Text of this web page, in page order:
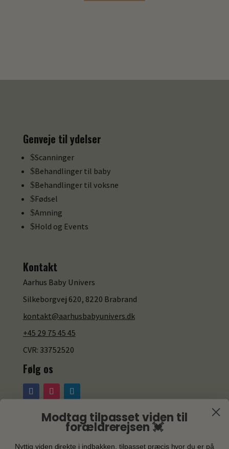
Genveje til ydelser
$Scanninger
$Behandlinger til baby
$Behandlinger til voksne
$Fødsel
$Amning
$Hold og Events
Kontakt
Aarhus Baby Univers
Silkeborgvej 620, 8220 Brabrand
kontakt@aarhusbabyunivers.dk
+45 29 75 45 45
CVR: 33752520
Følg os
Åbningstider
Modtag tilpasset viden til
forældrerejsen 💓
Nyttig viden direkte i indbakken, tilpasset præcis hvor du er på